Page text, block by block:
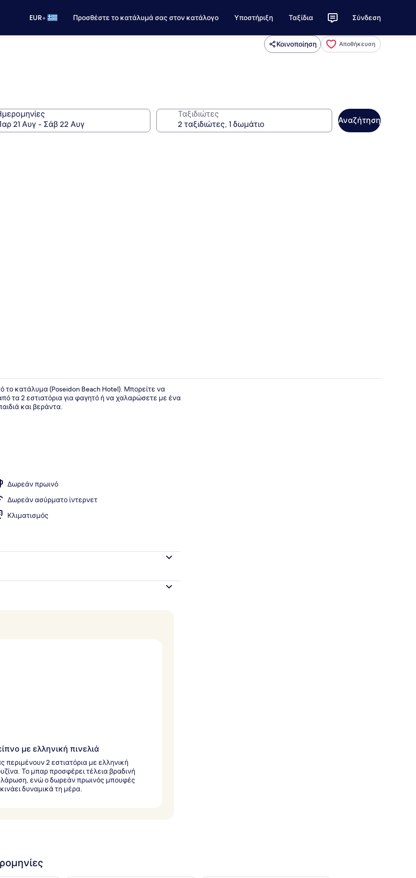
EUR• Προσθέστε το κατάλυμά σας στον κατάλογο Υποστήριξη Ταξίδια Σύνδεση
Κοινοποίηση Αποθήκευση
Ταξιδιώτες
Αναζήτηση
κατάλυμα (Poseidon Beach Hotel). Μπορείτε να
τα 2 εστιατόρια για φαγητό ή να χαλαρώσετε με ένα
και βεράντα.
Δωρεάν πρωινό
Δωρεάν ασύρματο ίντερνετ
Κλιματισμός
με ελληνική πινελιά
περιμένουν 2 εστιατόρια με ελληνική
Το μπαρ προσφέρει τέλεια βραδινή
ενώ ο δωρεάν πρωινός μπουφές
δυναμικά τη μέρα.